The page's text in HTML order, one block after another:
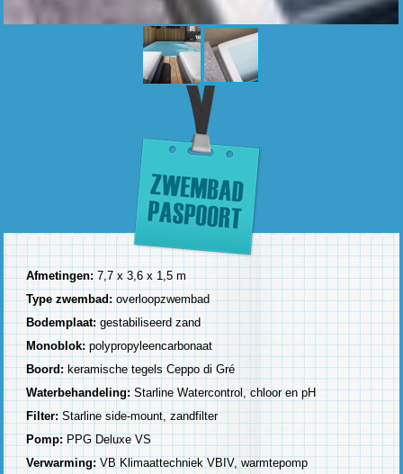
Afmetingen:7,7 x 3,6 x 1,5 m
Type zwembad:overloopzwembad
Bodemplaat: gestabiliseerd zand
Monoblok: polypropyleencarbonaat
Boord:keramische tegels Ceppo di Gré
Waterbehandeling:Starline Watercontrol, chloor en pH
Filter:Starline side-mount, zandfilter
Pomp: PPG Deluxe VS
Verwarming: VB Klimaattechniek VBIV, warmtepomp